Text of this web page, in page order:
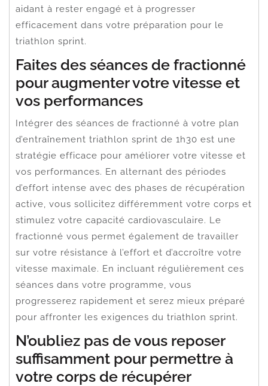
aidant à rester engagé et à progresser
efficacement dans votre préparation pour le
triathlon sprint.
Faites des séances de fractionné
pour augmenter votre vitesse et
vos performances
Intégrer des séances de fractionné à votre plan
d’entraînement triathlon sprint de 1h30 est une
stratégie efficace pour améliorer votre vitesse et
vos performances. En alternant des périodes
d’effort intense avec des phases de récupération
active, vous sollicitez différemment votre corps et
stimulez votre capacité cardiovasculaire. Le
fractionné vous permet également de travailler
sur votre résistance à l’effort et d’accroître votre
vitesse maximale. En incluant régulièrement ces
séances dans votre programme, vous
progresserez rapidement et serez mieux préparé
pour affronter les exigences du triathlon sprint.
N’oubliez pas de vous reposer
suffisamment pour permettre à
votre corps de récupérer